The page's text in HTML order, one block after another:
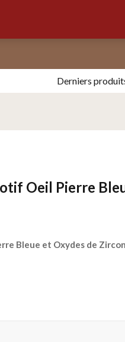
Derniers
Oeil Pierre
Bleue et Oxydes de